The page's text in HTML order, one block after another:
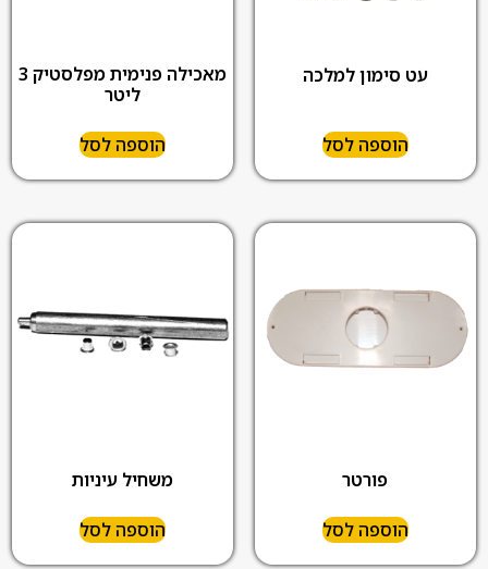
עט סימון למלכה
הוספה לסל
מאכילה פנימית מפלסטיק 3
ליטר
הוספה לסל
פורטר
הוספה לסל
משחיל עיניות
הוספה לסל